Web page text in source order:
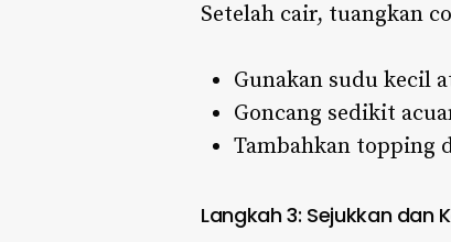
Setelah cair, tuangkan
Gunakan sudu kecil
Goncang sedikit
Tambahkan topping
Langkah 3: Sejukkan dan